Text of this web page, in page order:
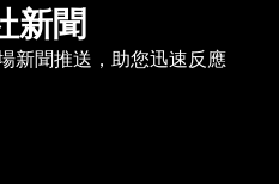
新聞
新聞推送，助您迅速反應